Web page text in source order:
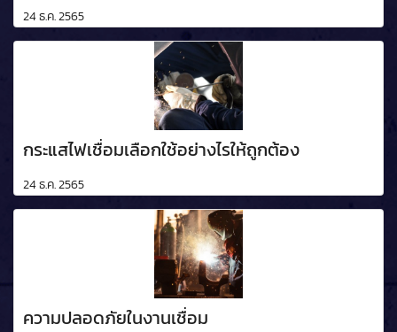
24 ธ.ค. 2565
กระแสไฟเชื่อมเลือกใช้อย่างไรให้ถูกต้อง
24 ธ.ค. 2565
ความปลอดภัยในงานเชื่อม